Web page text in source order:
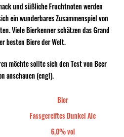
und süßliche Fruchtnoten werden
ein wunderbares Zusammenspiel von
Viele Bierkenner schätzen das Grand
besten Biere der Welt.
möchte sollte sich den Test von Beer
anschauen (engl).
Bier
Fassgereiftes Dunkel Ale
6,0% vol